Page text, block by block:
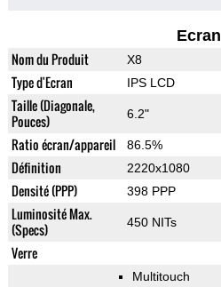
Ecran
Nom du Produit X8
Type d'Ecran IPS LCD
Taille (Diagonale,
Pouces)
6.2"
Ratio écran/appareil 86.5%
Définition 2220x1080
Densité (PPP) 398 PPP
Luminosité Max.
(Specs)
450 NITs
Verre
Multitouch